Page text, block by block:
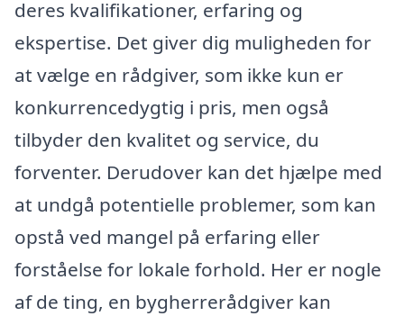
deres kvalifikationer, erfaring og
ekspertise. Det giver dig muligheden for
at vælge en rådgiver, som ikke kun er
konkurrencedygtig i pris, men også
tilbyder den kvalitet og service, du
forventer. Derudover kan det hjælpe med
at undgå potentielle problemer, som kan
opstå ved mangel på erfaring eller
forståelse for lokale forhold. Her er nogle
af de ting, en bygherrerådgiver kan